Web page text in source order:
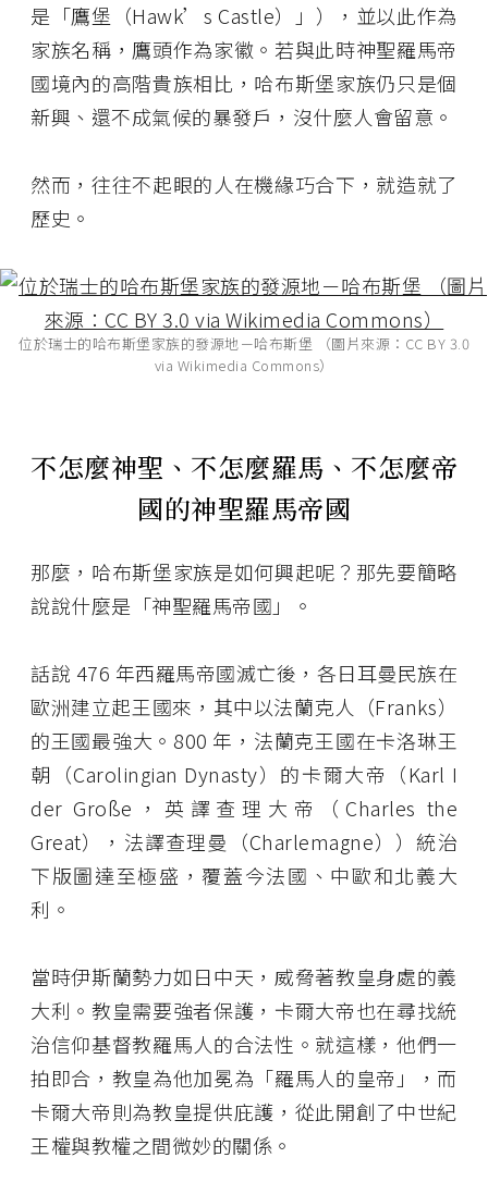
是「鷹堡（Hawk’s Castle）」），並以此作為
家族名稱，鷹頭作為家徽。若與此時神聖羅馬帝
國境內的高階貴族相比，哈布斯堡家族仍只是個
新興、還不成氣候的暴發戶，沒什麼人會留意。
然而，往往不起眼的人在機緣巧合下，就造就了
歷史。
位於瑞士的哈布斯堡家族的發源地－哈布斯堡 （圖片來源：CC BY 3.0
via Wikimedia Commons）
不怎麼神聖、不怎麼羅馬、不怎麼帝
國的神聖羅馬帝國
那麼，哈布斯堡家族是如何興起呢？那先要簡略
說說什麼是「神聖羅馬帝國」。
話說 476 年西羅馬帝國滅亡後，各日耳曼民族在
歐洲建立起王國來，其中以法蘭克人（Franks）
的王國最強大。800 年，法蘭克王國在卡洛琳王
朝（Carolingian Dynasty）的卡爾大帝（Karl I
der Große，英譯查理大帝（Charles the
Great），法譯查理曼（Charlemagne））統治
下版圖達至極盛，覆蓋今法國、中歐和北義大
利。
當時伊斯蘭勢力如日中天，威脅著教皇身處的義
大利。教皇需要強者保護，卡爾大帝也在尋找統
治信仰基督教羅馬人的合法性。就這樣，他們一
拍即合，教皇為他加冕為「羅馬人的皇帝」，而
卡爾大帝則為教皇提供庇護，從此開創了中世紀
王權與教權之間微妙的關係。